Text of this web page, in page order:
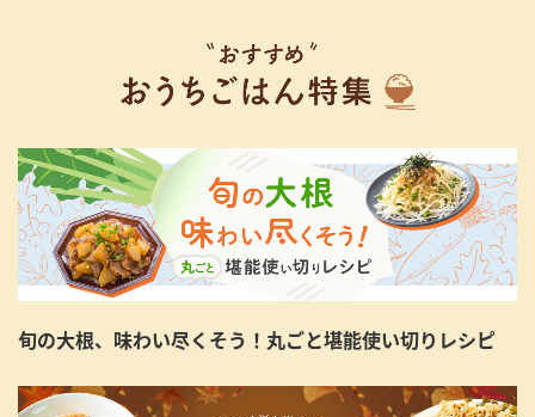
旬の大根、味わい尽くそう！丸ごと堪能使い切りレシピ